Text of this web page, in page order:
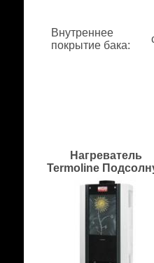
Внутреннее
покрытие бака:
Нагреватель
Termoline